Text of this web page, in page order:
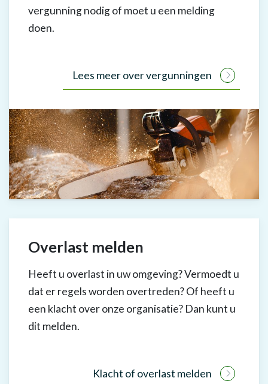
vergunning nodig of moet u een melding
doen.
Lees meer over vergunningen
Overlast melden
Heeft u overlast in uw omgeving? Vermoedt u
dat er regels worden overtreden? Of heeft u
een klacht over onze organisatie? Dan kunt u
dit melden.
Klacht of overlast melden